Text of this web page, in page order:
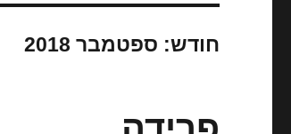
חודש: ספטמבר 2018